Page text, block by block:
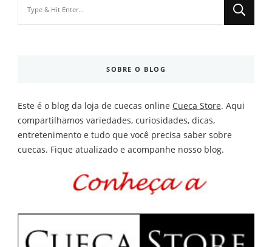
SOBRE O BLOG
Este é o blog da loja de cuecas online Cueca Store. Aqui
compartilhamos variedades, curiosidades, dicas,
entretenimento e tudo que você precisa saber sobre
cuecas. Fique atualizado e acompanhe nosso blog.